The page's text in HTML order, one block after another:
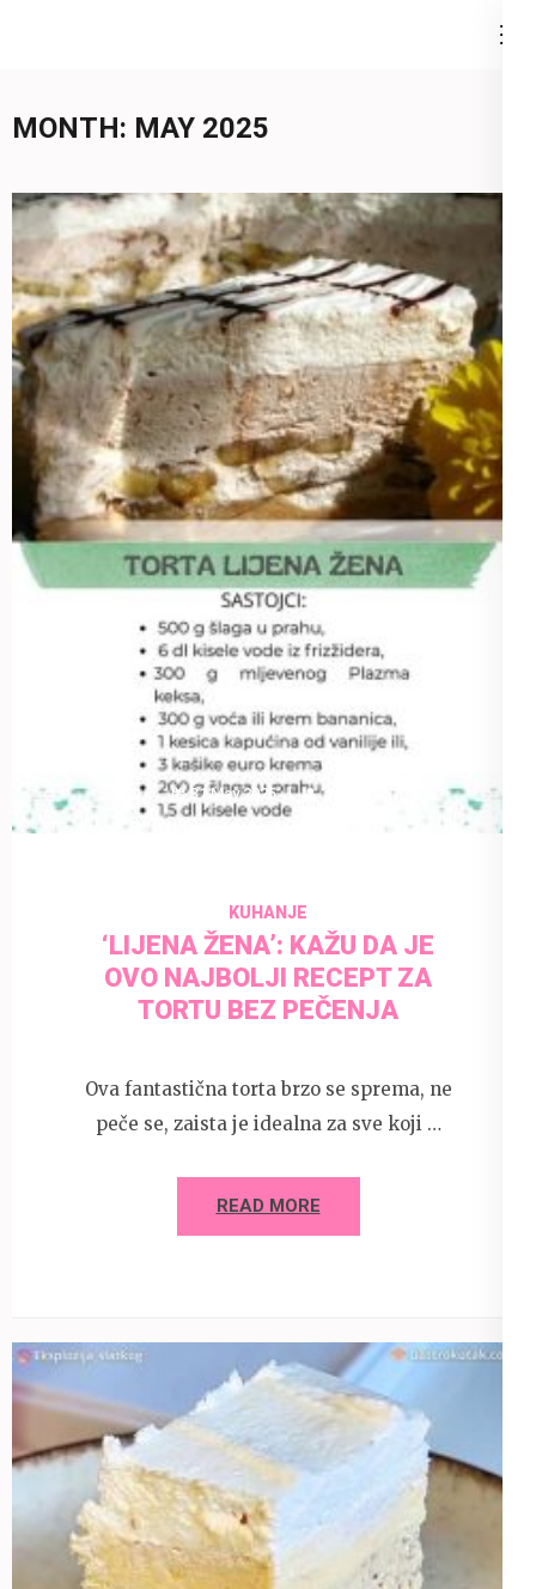
(Press
MONTH: MAY 2025
31 May 2025 admin
KUHANJE
‘LIJENA ŽENA’: KAŽU DA JE
OVO NAJBOLJI RECEPT ZA
TORTU BEZ PEČENJA
Ova fantastična torta brzo se sprema, ne
peče se, zaista je idealna za sve koji …
READ MORE